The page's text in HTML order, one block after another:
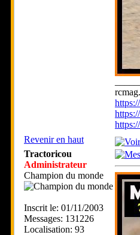
Revenir en haut
Tractoricou
Administrateur
Champion du monde
Inscrit le: 01/11/2003
Messages: 131226
Localisation: 93